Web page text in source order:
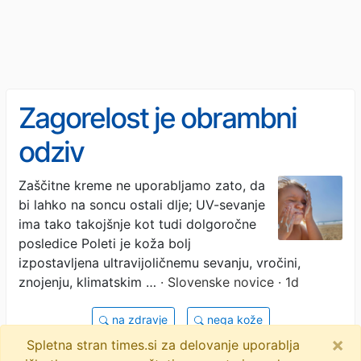
Zagorelost je obrambni
odziv
Zaščitne kreme ne uporabljamo zato, da
bi lahko na soncu ostali dlje; UV-sevanje
ima tako takojšnje kot tudi dolgoročne
posledice Poleti je koža bolj
izpostavljena ultravijoličnemu sevanju, vročini,
znojenju, klimatskim … · Slovenske novice · 1d
na zdravje nega kože
zaščita pred soncem poletje objavi
Spletna stran times.si za delovanje uporablja
×